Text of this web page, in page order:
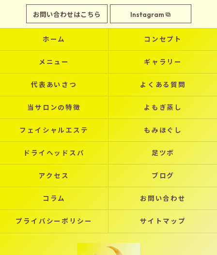
お問い合わせはこちら Instagram
ホーム コンセプト
メニュー ギャラリー
代表あいさつ よくある質問
当サロンの特徴 よもぎ蒸し
フェイシャルエステ もみほぐし
ドライヘッドスパ 足ツボ
アクセス ブログ
コラム お問い合わせ
プライバシーポリシー サイトマップ